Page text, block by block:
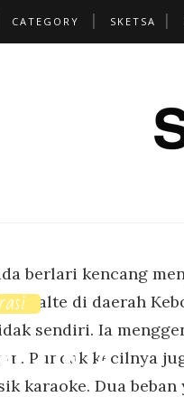
CATEGORY SKETSA
CINTA
berlari kencang
halte di daerah
sendiri. Ia
Pundak kecilnya
karaoke. Dua